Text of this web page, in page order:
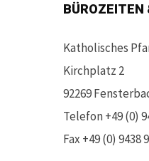
BÜROZEITEN
Katholisches
Kirchplatz 2
92269
Telefon +49 (0)
Fax +49 (0) 9438